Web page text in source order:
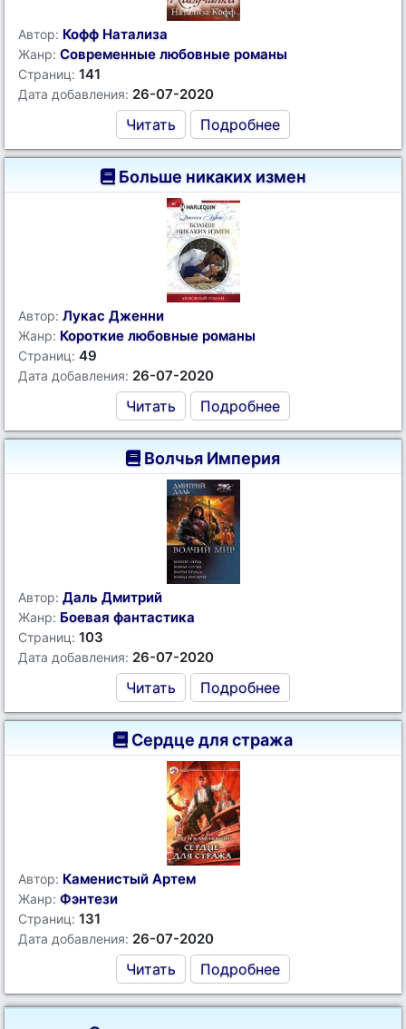
Автор: Кофф Натализа
Жанр: Современные любовные романы
Страниц: 141
Дата добавления: 26-07-2020
Читать Подробнее
Больше никаких измен
Автор: Лукас Дженни
Жанр: Короткие любовные романы
Страниц: 49
Дата добавления: 26-07-2020
Читать Подробнее
Волчья Империя
Автор: Даль Дмитрий
Жанр: Боевая фантастика
Страниц: 103
Дата добавления: 26-07-2020
Читать Подробнее
Сердце для стража
Автор: Каменистый Артем
Жанр: Фэнтези
Страниц: 131
Дата добавления: 26-07-2020
Читать Подробнее